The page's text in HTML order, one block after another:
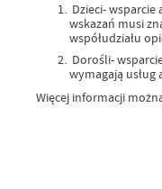
Dzieci-
wskazań musi
współudziału
Dorośli-
wymagają
Więcej informacji